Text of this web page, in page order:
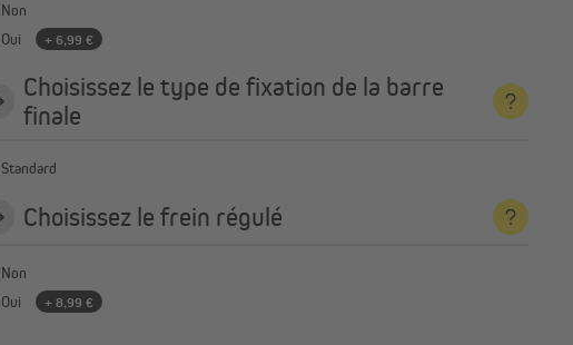
Non
Oui
+ 6,99 €
Choisissez le type de fixation de la barre
finale
Standard
Choisissez le frein régulé
Non
Oui
+ 8,99 €